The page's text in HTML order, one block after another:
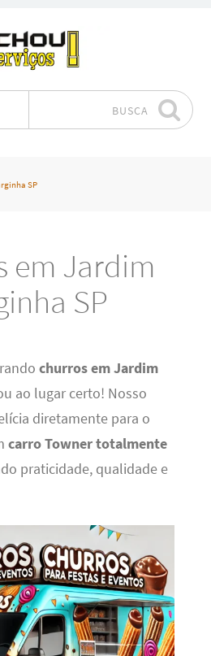
BUSCA
SP
em Jardim
SP
churros em Jardim
ao lugar certo! Nosso
diretamente para o
carro Towner totalmente
praticidade, qualidade e